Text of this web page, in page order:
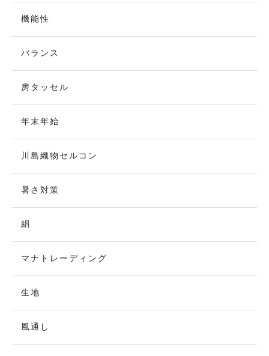
機能性
バランス
房タッセル
年末年始
川島織物セルコン
暑さ対策
絹
マナトレーディング
生地
風通し